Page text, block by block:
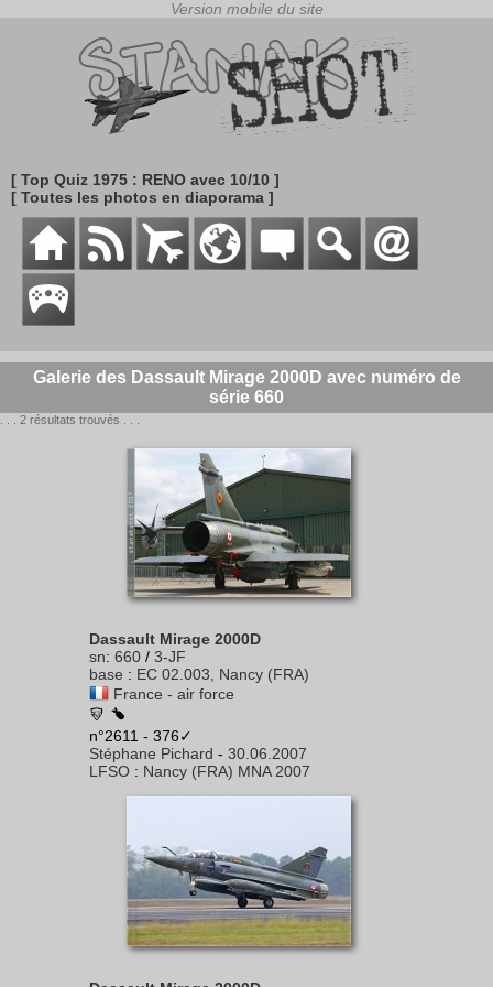
[ Top Quiz 1975 : RENO avec 10/10 ]
[ Toutes les photos en diaporama ]
Galerie des Dassault Mirage 2000D avec numéro de
série 660
. . . 2 résultats trouvés . . .
Dassault Mirage 2000D
sn: 660 / 3-JF
base : EC 02.003, Nancy (FRA)
France - air force
n°2611 - 376✓
Stéphane Pichard - 30.06.2007
LFSO : Nancy (FRA) MNA 2007